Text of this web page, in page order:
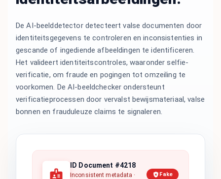
ID Document #4218
Inconsistent metadata ·
Fake
De AI-beelddetector detecteert valse documenten door
identiteitsgegevens te controleren en inconsistenties in
gescande of ingediende afbeeldingen te identificeren.
Het valideert identiteitscontroles, waaronder selfie-
verificatie, om fraude en pogingen tot omzeiling te
voorkomen. De AI-beeldchecker ondersteunt
verificatieprocessen door vervalst bewijsmateriaal, valse
bonnen en frauduleuze claims te signaleren.